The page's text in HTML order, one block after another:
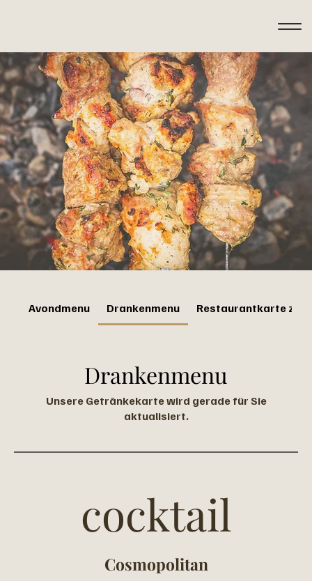
Avondmenu Drankenmenu Restaurantkarte zum
Drankenmenu
Unsere Getränkekarte wird gerade für Sie
aktualisiert.
cocktail
Cosmopolitan